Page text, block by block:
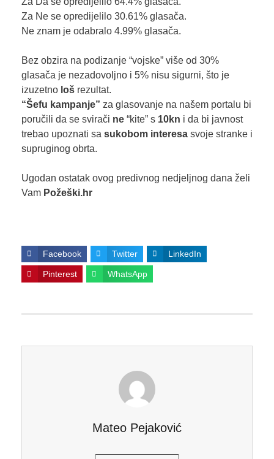
Za Ne se opredijelilo 30.61% glasača.
Ne znam je odabralo 4.99% glasača.
Bez obzira na podizanje “vojske” više od 30%
glasača je nezadovoljno i 5% nisu sigurni, što je
izuzetnološrezultat.
“Šefu kampanje” za glasovanje na našem portalu bi
poručili da se svirači ne“kite” s 10kn i da bi javnost
trebao upoznati sa sukobom interesasvoje stranke i
supruginog obrta.
Ugodan ostatak ovog predivnog nedjeljnog dana želi
Vam Požeški.hr
Facebook Twitter LinkedIn
Pinterest WhatsApp
Mateo Pejaković